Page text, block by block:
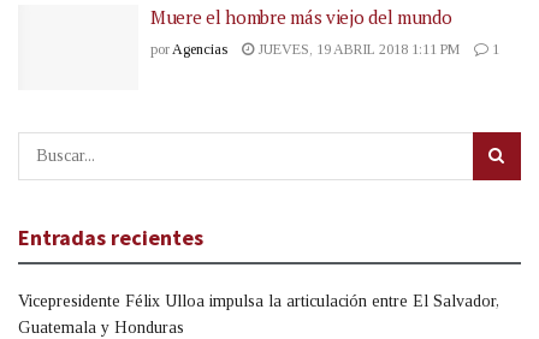
Muere el hombre más viejo del mundo
por Agencias JUEVES, 19 ABRIL 2018 1:11 PM 1
Entradas recientes
Vicepresidente Félix Ulloa impulsa la articulación entre El Salvador,
Guatemala y Honduras